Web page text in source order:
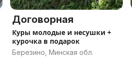
Договорная
Куры молодые и несушки +
курочка в подарок
Березино, Минская обл.